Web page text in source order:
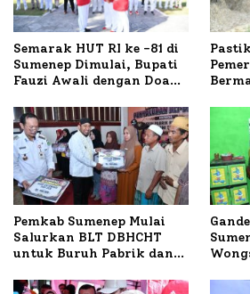
Semarak HUT RI ke -81 di
Sumenep Dimulai, Bupati
Fauzi Awali dengan Doa
Terbakar
Timur
Pemkab Sumenep Mulai
Salurkan BLT DBHCHT
untuk Buruh Pabrik dan
Dua